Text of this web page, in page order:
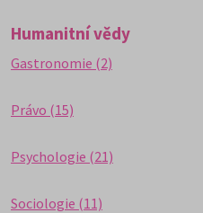
Humanitní vědy
Gastronomie (2)
Právo (15)
Psychologie (21)
Sociologie (11)